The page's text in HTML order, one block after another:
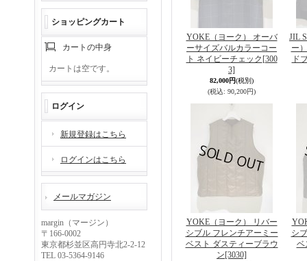
ショッピングカート
カートの中身
カートは空です。
ログイン
新規登録はこちら
ログインはこちら
メールマガジン
margin（マージン）
〒166-0002
東京都杉並区高円寺北2-2-12
TEL 03-5364-9146
YOKE（ヨーク） オーバ
ーサイズバルカラーコー
ト ネイビーチェック [300
3]
82,000円(税別)
(税込: 90,200円)
JIL
ー
ド
YOKE（ヨーク） リバー
シブル フレンチアーミー
ベスト ダスティーブラウ
ン[3030]
シ
ベ